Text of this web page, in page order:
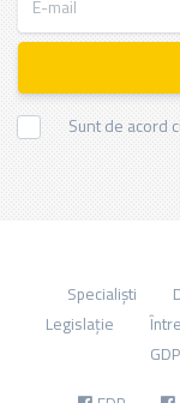
Sunt de acord
Specialiști
Legislație